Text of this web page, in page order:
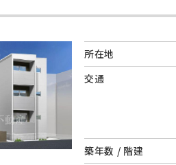
所在地
交通
築年数 / 階建